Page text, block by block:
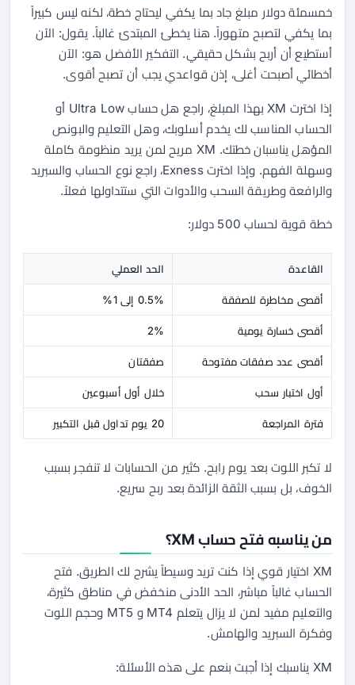
خمسمئة دولار مبلغ جاد بما يكفي ليحتاج خطة، لكنه ليس كبيراً
بما يكفي لتصبح متهوراً. هنا يخطئ المبتدئ غالباً. يقول: الآن
أستطيع أن أربح بشكل حقيقي. التفكير الأفضل هو: الآن
أخطائي أصبحت أغلى، إذن قواعدي يجب أن تصبح أقوى.
إذا اخترت XM بهذا المبلغ، راجع هل حساب Ultra Low أو
الحساب المناسب لك يخدم أسلوبك، وهل التعليم والبونص
المؤهل يناسبان خطتك. XM مريح لمن يريد منظومة كاملة
وسهلة الفهم. وإذا اخترت Exness، راجع نوع الحساب والسبريد
والرافعة وطريقة السحب والأدوات التي ستتداولها فعلاً.
خطة قوية لحساب 500 دولار:
القاعدة الحد العملي
أقصى مخاطرة للصفقة 0.5% إلى 1%
أقصى خسارة يومية 2%
أقصى عدد صفقات مفتوحة صفقتان
أول اختبار سحب خلال أول أسبوعين
فترة المراجعة 20 يوم تداول قبل التكبير
لا تكبر اللوت بعد يوم رابح. كثير من الحسابات لا تنفجر بسبب
الخوف، بل بسبب الثقة الزائدة بعد ربح سريع.
من يناسبه فتح حساب XM؟
XM اختيار قوي إذا كنت تريد وسيطاً يشرح لك الطريق. فتح
الحساب غالباً مباشر، الحد الأدنى منخفض في مناطق كثيرة،
والتعليم مفيد لمن لا يزال يتعلم MT4 و MT5 وحجم اللوت
وفكرة السبريد والهامش.
XM يناسبك إذا أجبت بنعم على هذه الأسئلة: